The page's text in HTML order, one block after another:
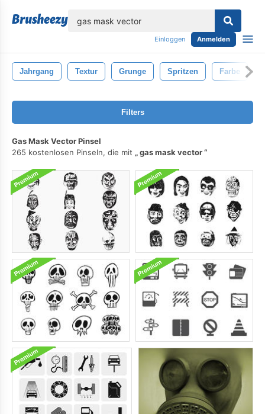
Einloggen Anmelden
Jahrgang Textur Grunge Spritzen Farbe
Filters
Gas Mask Vector Pinsel
265 kostenlosen Pinseln, die mit
gas mask vector